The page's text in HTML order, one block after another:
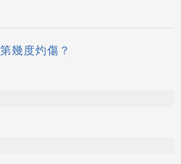
幾度灼傷？